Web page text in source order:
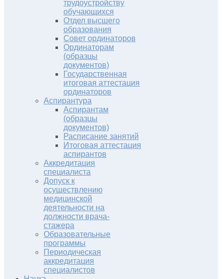
трудоустройству
обучающихся
Отдел высшего
образования
Совет ординаторов
Ординаторам
(образцы
документов)
Государственная
итоговая аттестация
ординаторов
Аспирантура
Аспирантам
(образцы
документов)
Расписание занятий
Итоговая аттестация
аспирантов
Аккредитация
специалиста
Допуск к
осуществлению
медицинской
деятельности на
должности врача-
стажера
Образовательные
программы
Периодическая
аккредитация
специалистов